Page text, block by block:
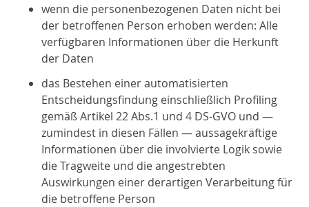
wenn die personenbezogenen Daten nicht bei
der betroffenen Person erhoben werden: Alle
verfügbaren Informationen über die Herkunft
der Daten
das Bestehen einer automatisierten
Entscheidungsfindung einschließlich Profiling
gemäß Artikel 22 Abs.1 und 4 DS-GVO und —
zumindest in diesen Fällen — aussagekräftige
Informationen über die involvierte Logik sowie
die Tragweite und die angestrebten
Auswirkungen einer derartigen Verarbeitung für
die betroffene Person